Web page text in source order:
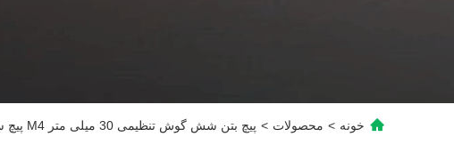
خونه > محصولات > پیچ بتن شش گوش تنظیمی 30 میلی متر M4 پیچ سر شش گوش با دقت بالا